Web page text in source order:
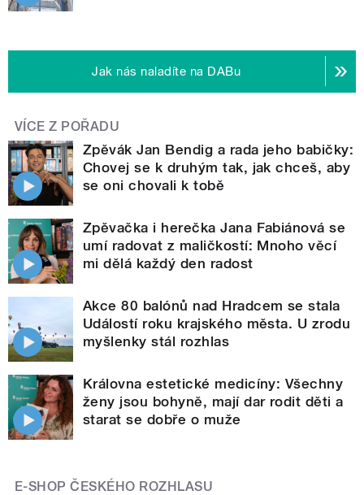
Jak nás naladíte na DABu
VÍCE Z POŘADU
Zpěvák Jan Bendig a rada jeho babičky:
Chovej se k druhým tak, jak chceš, aby
se oni chovali k tobě
Zpěvačka i herečka Jana Fabiánová se
umí radovat z maličkostí: Mnoho věcí
mi dělá každý den radost
Akce 80 balónů nad Hradcem se stala
Událostí roku krajského města. U zrodu
myšlenky stál rozhlas
Královna estetické medicíny: Všechny
ženy jsou bohyně, mají dar rodit děti a
starat se dobře o muže
E-SHOP ČESKÉHO ROZHLASU